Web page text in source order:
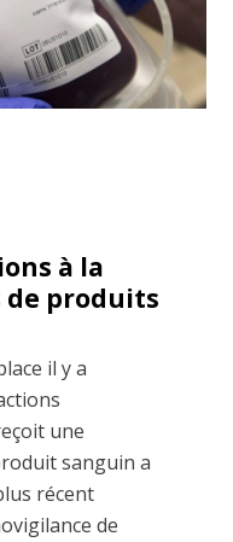
à la
produits
il y a
une
sanguin a
récent
de